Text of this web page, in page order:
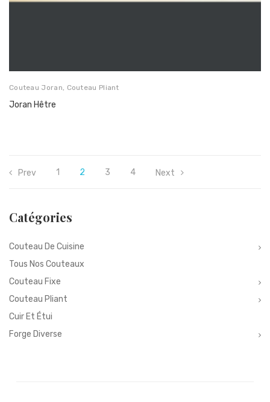
Couteau Joran, Couteau Pliant
Joran Hêtre
Prev 1 2 3 4 Next
Catégories
Couteau De Cuisine
Tous Nos Couteaux
Couteau Fixe
Couteau Pliant
Cuir Et Étui
Forge Diverse